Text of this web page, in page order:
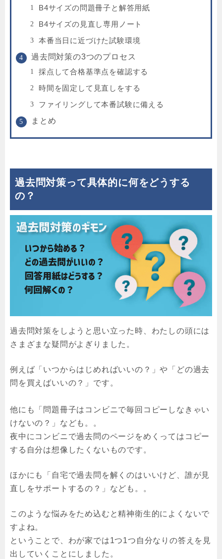
B4サイズの問題冊子と解答用紙
B4サイズの見直し専用ノート
本番当日に近づけた試験環境
過去問対策の3つのプロセス
採点して合格基準点を確認する
時間を固定して見直しをする
ファイリングして本番試験に備える
まとめ
過去問対策って具体的に何をどうする
の？
過去問対策をしようと思い立った時、わたしの頭には
さまざまな疑問がよぎりました。
例えば「いつからはじめればいいの？」や「どの過去
問を買えばいいの？」です。
他にも「問題冊子はコンビニで毎回コピーしなきゃい
けないの？」なども。。
夜中にコンビニで過去問のページをめくってはコピー
する自分は想像したくないものです。
ほかにも「自宅で過去問を解くのはいいけど、誰が見
直しをサポートするの？」なども。。
このような悩みをため込むと精神衛生的によくないで
すよね。
ということで、わが家では1つ1つ自分なりの答えを見
出していくことにしました。